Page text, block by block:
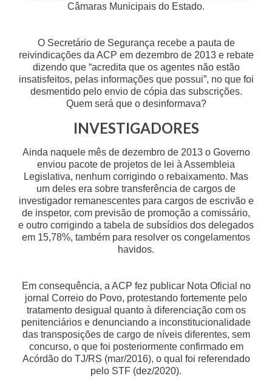
Câmaras Municipais do Estado.
O Secretário de Segurança recebe a pauta de
reivindicações da ACP em dezembro de 2013 e rebate
dizendo que “acredita que os agentes não estão
insatisfeitos, pelas informações que possui”, no que foi
desmentido pelo envio de cópia das subscrições.
Quem será que o desinformava?
INVESTIGADORES
Ainda naquele mês de dezembro de 2013 o Governo
enviou pacote de projetos de lei à Assembleia
Legislativa, nenhum corrigindo o rebaixamento. Mas
um deles era sobre transferência de cargos de
investigador remanescentes para cargos de escrivão e
de inspetor, com previsão de promoção a comissário,
e outro corrigindo a tabela de subsídios dos delegados
em 15,78%, também para resolver os congelamentos
havidos.
Em consequência, a ACP fez publicar Nota Oficial no
jornal Correio do Povo, protestando fortemente pelo
tratamento desigual quanto à diferenciação com os
penitenciários e denunciando a inconstitucionalidade
das transposições de cargo de níveis diferentes, sem
concurso, o que foi posteriormente confirmado em
Acórdão do TJ/RS (mar/2016), o qual foi referendado
pelo STF (dez/2020).